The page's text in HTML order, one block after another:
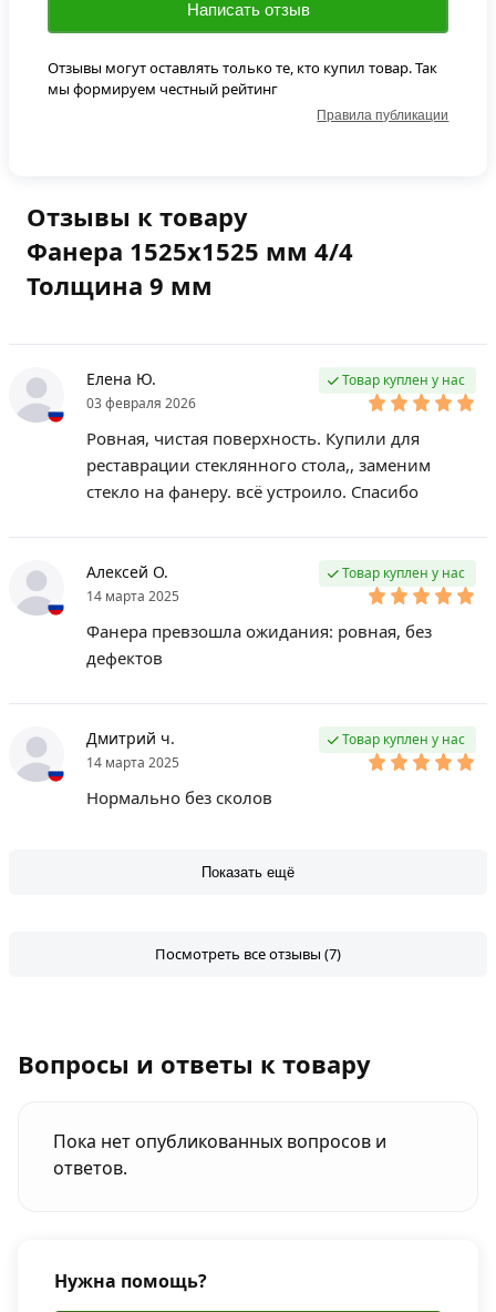
Отзывы к товару
Фанера 1525х1525 мм 4/4
Толщина 9 мм
Елена Ю.
03 февраля 2026
Товар куплен у нас
Ровная, чистая поверхность. Купили для
реставрации стеклянного стола,, заменим
стекло на фанеру. всё устроило. Спасибо
Алексей О.
14 марта 2025
Товар куплен у нас
Фанера превзошла ожидания: ровная, без
дефектов
Дмитрий ч.
14 марта 2025
Товар куплен у нас
Нормально без сколов
Показать ещё
Посмотреть все отзывы (7)
Написать отзыв
Отзывы могут оставлять только те, кто купил товар. Так
мы формируем честный рейтинг
Правила публикации
Вопросы и ответы к товару
Пока нет опубликованных вопросов и
ответов.
Нужна помощь?